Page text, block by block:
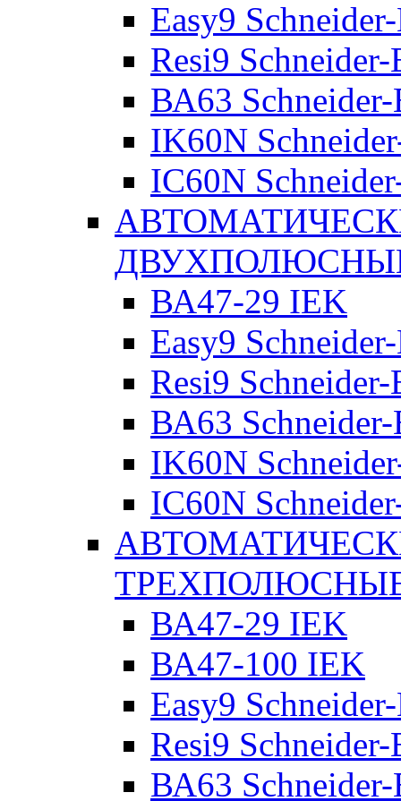
Easy9
Resi9
ВА63
IK60N
IC60N
ВА47-29 IEK
Easy9
Resi9
ВА63
IK60N
IC60N
ВА47-29 IEK
ВА47-100 IEK
Easy9
Resi9
ВА63